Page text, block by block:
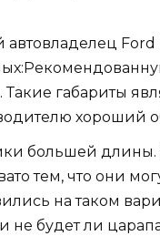
Ford
Такие габариты
хороший
большей длины.
тем, что они
на таком
не будет ли